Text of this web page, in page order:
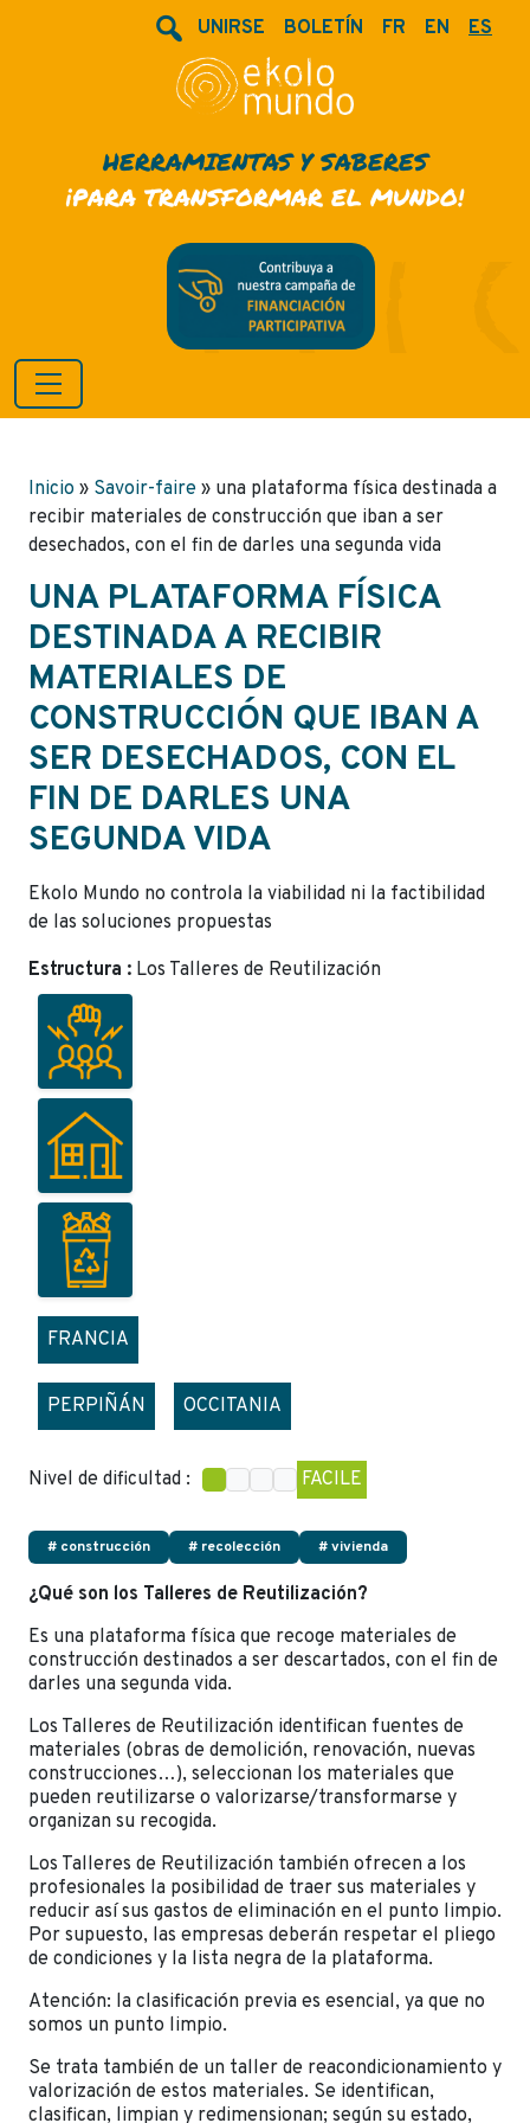
UNIRSE BOLETÍN FR EN ES
HERRAMIENTAS Y SABERES
¡PARA TRANSFORMAR EL MUNDO!
Inicio » Savoir-faire » una plataforma física destinada a
recibir materiales de construcción que iban a ser
desechados, con el fin de darles una segunda vida
UNA PLATAFORMA FÍSICA
DESTINADA A RECIBIR
MATERIALES DE
CONSTRUCCIÓN QUE IBAN A
SER DESECHADOS, CON EL
FIN DE DARLES UNA
SEGUNDA VIDA
Ekolo Mundo no controla la viabilidad ni la factibilidad
de las soluciones propuestas
Estructura : Los Talleres de Reutilización
FRANCIA
PERPIÑÁN OCCITANIA
Nivel de dificultad : FACILE
# construcción # recolección # vivienda
¿Qué son los Talleres de Reutilización?
Es una plataforma física que recoge materiales de
construcción destinados a ser descartados, con el fin de
darles una segunda vida.
Los Talleres de Reutilización identifican fuentes de
materiales (obras de demolición, renovación, nuevas
construcciones…), seleccionan los materiales que
pueden reutilizarse o valorizarse/transformarse y
organizan su recogida.
Los Talleres de Reutilización también ofrecen a los
profesionales la posibilidad de traer sus materiales y
reducir así sus gastos de eliminación en el punto limpio.
Por supuesto, las empresas deberán respetar el pliego
de condiciones y la lista negra de la plataforma.
Atención: la clasificación previa es esencial, ya que no
somos un punto limpio.
Se trata también de un taller de reacondicionamiento y
valorización de estos materiales. Se identifican,
clasifican, limpian y redimensionan; según su estado,